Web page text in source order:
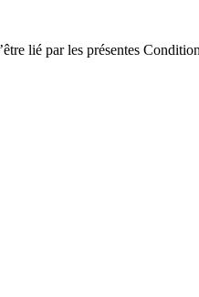
lié par les présentes